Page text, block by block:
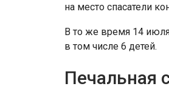
на место спасатели
В то же время 14
в том числе 6 детей.
Печальная